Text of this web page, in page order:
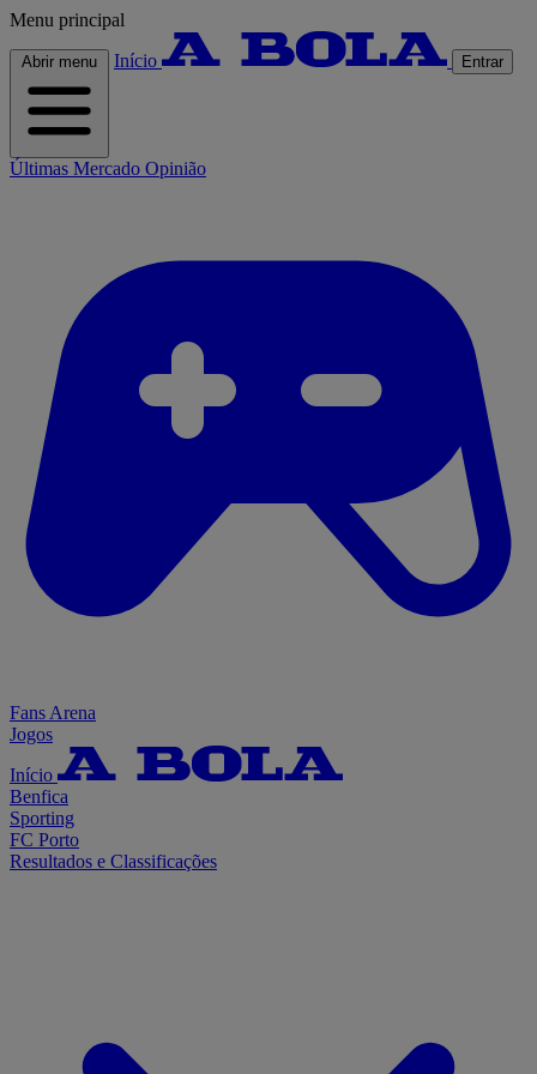
Menu principal
Abrir menu Início Entrar
Últimas Mercado Opinião
Fans Arena
Jogos
Início
Benfica
Sporting
FC Porto
Resultados e Classificações